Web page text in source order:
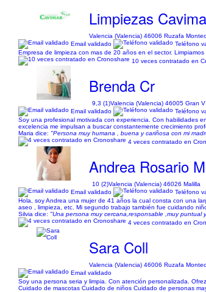
Limpiezas
Valencia (Valencia) 46006 Ruzafa
Email validado
Teléfono
Empresa de limpieza con mas de 20 años en el sector.
10 veces contratado en
Brenda Cr
9,3 (1)Valencia (Valencia) 46005 Gran
Email validado
Teléfono
Soy una profesional motivada con experiencia. Con habilidades
excelencia me impulsan a buscar constantemente crecimiento
Maria dice: "Persona muy humana , buena y cariñosa con mi
4 veces contratado en
Andrea Rosario
10 (2)Valencia (Valencia) 46026 Malilla
Email validado
Teléfono
Hola, soy Andrea una mujer de 41 años la cual consta con una
aseo , limpieza, etc. Mi segundo trabajo también fue cuidando
Silvia dice: "Una persona muy cercana,responsable ,muy puntual
4 veces contratado en
Sara Coll
Valencia (Valencia) 46006 Ruzafa
Email validado
Soy una persona seria y limpia. Con atención personalizada.
Cuidado de mascotas Cuidado de niños Cuidado de personas